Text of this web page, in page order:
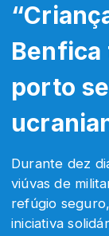
porto
Durante dez
viúvas de
refúgio
iniciativa